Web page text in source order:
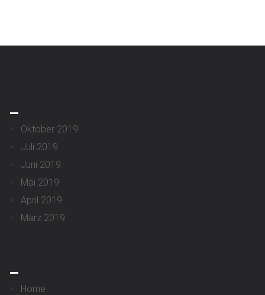
Oktober 2019
Juli 2019
Juni 2019
Mai 2019
April 2019
März 2019
Home